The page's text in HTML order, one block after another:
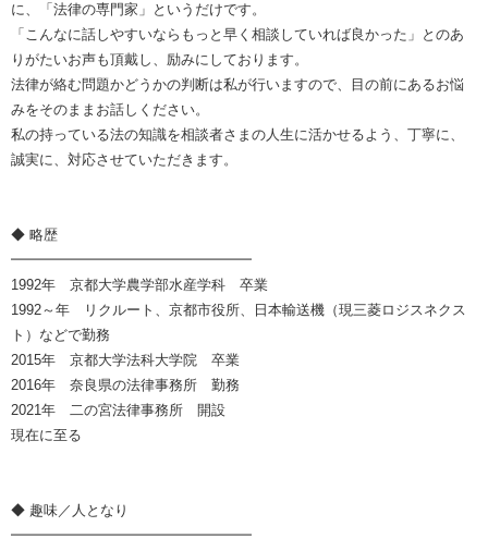
に、「法律の専門家」というだけです。
「こんなに話しやすいならもっと早く相談していれば良かった」とのあ
りがたいお声も頂戴し、励みにしております。
法律が絡む問題かどうかの判断は私が行いますので、目の前にあるお悩
みをそのままお話しください。
私の持っている法の知識を相談者さまの人生に活かせるよう、丁寧に、
誠実に、対応させていただきます。
◆ 略歴
━━━━━━━━━━━━━━━━━
1992年 京都大学農学部水産学科 卒業
1992～年 リクルート、京都市役所、日本輸送機（現三菱ロジスネクス
ト）などで勤務
2015年 京都大学法科大学院 卒業
2016年 奈良県の法律事務所 勤務
2021年 二の宮法律事務所 開設
現在に至る
◆ 趣味／人となり
━━━━━━━━━━━━━━━━━